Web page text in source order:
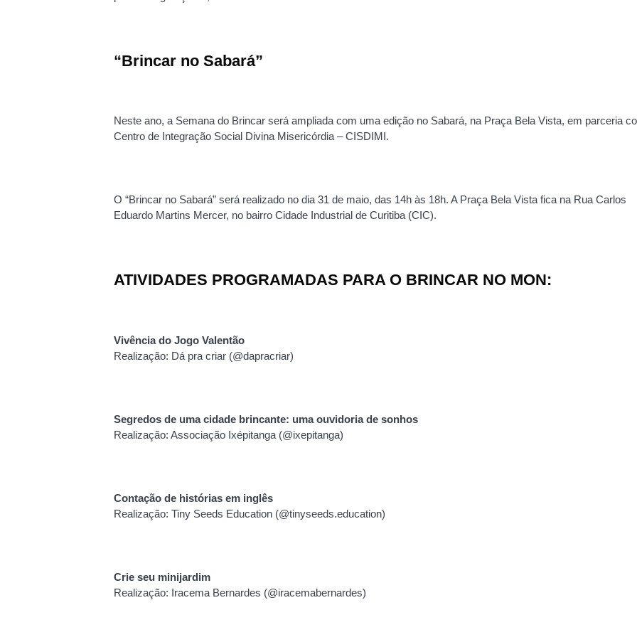
“Brincar no Sabará”
Neste ano, a Semana do Brincar será ampliada com uma edição no Sabará, na Praça Bela Vista, em parceria
Centro de Integração Social Divina Misericórdia – CISDIMI.
O “Brincar no Sabará” será realizado no dia 31 de maio, das 14h às 18h. A Praça Bela Vista fica na Rua Carlos
Eduardo Martins Mercer, no bairro Cidade Industrial de Curitiba (CIC).
ATIVIDADES PROGRAMADAS PARA O BRINCAR NO MON:
Vivência do Jogo Valentão
Realização: Dá pra criar (@dapracriar)
Segredos de uma cidade brincante: uma ouvidoria de sonhos
Realização: Associação Ixépitanga (@ixepitanga)
Contação de histórias em inglês
Realização: Tiny Seeds Education (@tinyseeds.education)
Crie seu minijardim
Realização: Iracema Bernardes (@iracemabernardes)